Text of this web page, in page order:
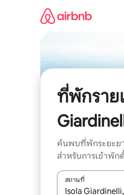
ที่พักราย
ค้นพบที่พักระยะย
สำหรับการเข้าพัก
สถานที่
ใช้ลูกศรขึ้นลง หรื